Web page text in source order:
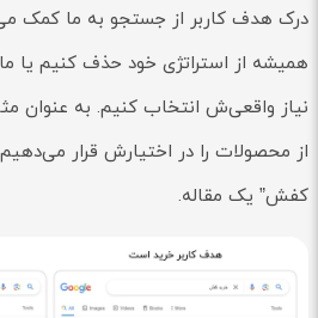
درک هدف کاربر از جستجو به ما کمک
همیشه از استراتژی خود حذف کنیم یا
نیاز واقعی‌ش انتخاب کنیم. به عنوان
از محصولات را در اختیارش قرار می‌دهیم
کفش” یک مقاله.